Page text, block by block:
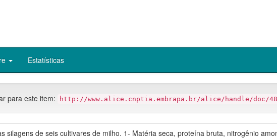
Estatísticas
para este item: http://www.alice.cnptia.embrapa.br/alice/handle/doc/
silagens de seis cultivares de milho. 1- Matéria seca, proteína bruta, nitrogênio